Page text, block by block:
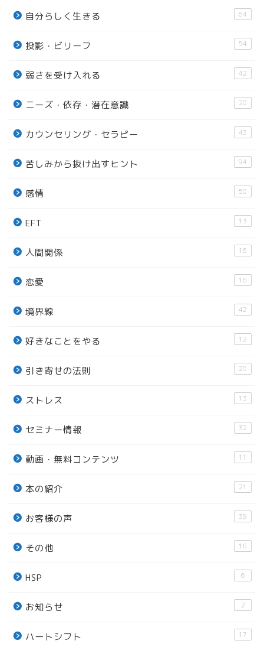
自分らしく生きる 64
投影・ビリーフ 54
弱さを受け入れる 42
ニーズ・依存・潜在意識 20
カウンセリング・セラピー 43
苦しみから抜け出すヒント 94
感情 50
EFT 13
人間関係 16
恋愛 16
境界線 42
好きなことをやる 12
引き寄せの法則 20
ストレス 13
セミナー情報 32
動画・無料コンテンツ 11
本の紹介 21
お客様の声 39
その他 16
HSP 6
お知らせ 2
ハートシフト 17